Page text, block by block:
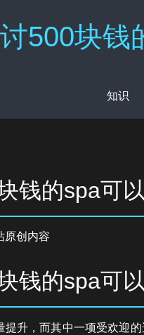
500块钱
知识
钱的spa可
原创内容
钱的spa可
升，而其中一项受欢迎